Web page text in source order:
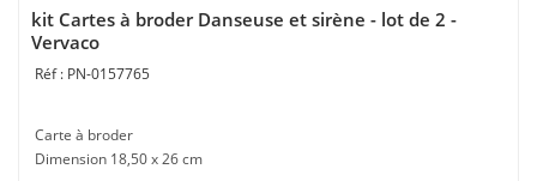
kit Cartes à broder Danseuse et sirène - lot de 2 -
Vervaco
PN-0157765
Carte à broder
Dimension 18,50 x 26 cm